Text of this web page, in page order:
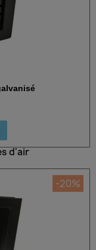
d'air
-20%